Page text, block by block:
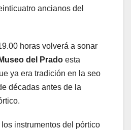
ancianos del
horas volverá a sonar
Museo del Prado esta
ya era tradición en la seo
décadas antes de la
instrumentos del pórtico